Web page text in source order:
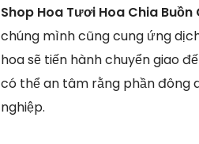
Shop Hoa Tươi Hoa Chia Buồn
chúng mình cũng cung ứng
hoa sẽ tiến hành chuyển giao
có thể an tâm rằng phần đông
nghiệp.